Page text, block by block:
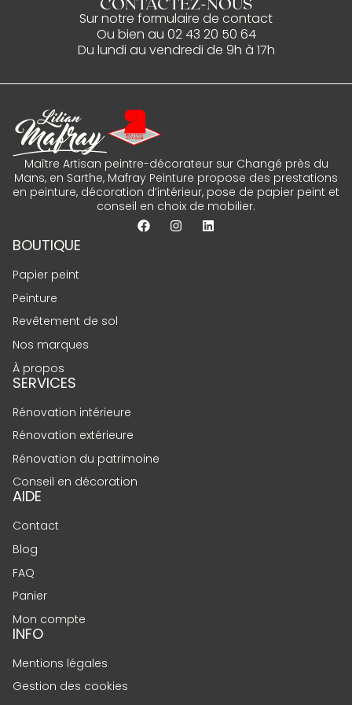
Sur notre formulaire de contact
Ou bien au 02 43 20 50 64
Du lundi au vendredi de 9h à 17h
Maître Artisan peintre-décorateur sur Changé près du
Mans, en Sarthe, Mafray Peinture propose des prestations
en peinture, décoration d’intérieur, pose de papier peint et
conseil en choix de mobilier.
BOUTIQUE
Papier peint
Peinture
Revêtement de sol
Nos marques
À propos
SERVICES
Rénovation intérieure
Rénovation extérieure
Rénovation du patrimoine
Conseil en décoration
AIDE
Contact
Blog
FAQ
Panier
Mon compte
INFO
Mentions légales
Gestion des cookies